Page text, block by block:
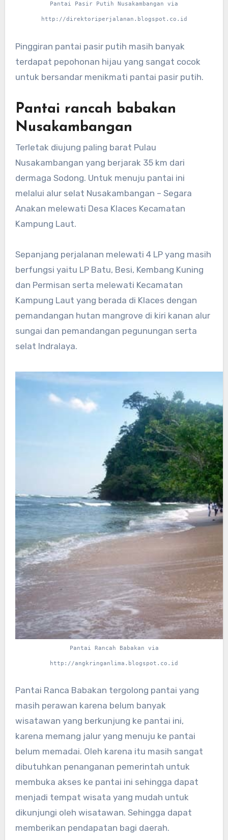
Pantai Pasir Putih Nusakambangan via
http://direktoriperjalanan.blogspot.co.id
Pinggiran pantai pasir putih masih banyak
terdapat pepohonan hijau yang sangat cocok
untuk bersandar menikmati pantai pasir putih.
Pantai rancah babakan
Nusakambangan
Terletak diujung paling barat Pulau
Nusakambangan yang berjarak 35 km dari
dermaga Sodong. Untuk menuju pantai ini
melalui alur selat Nusakambangan – Segara
Anakan melewati Desa Klaces Kecamatan
Kampung Laut.
Sepanjang perjalanan melewati 4 LP yang masih
berfungsi yaitu LP Batu, Besi, Kembang Kuning
dan Permisan serta melewati Kecamatan
Kampung Laut yang berada di Klaces dengan
pemandangan hutan mangrove di kiri kanan alur
sungai dan pemandangan pegunungan serta
selat Indralaya.
Pantai Rancah Babakan via
http://angkringanlima.blogspot.co.id
Pantai Ranca Babakan tergolong pantai yang
masih perawan karena belum banyak
wisatawan yang berkunjung ke pantai ini,
karena memang jalur yang menuju ke pantai
belum memadai. Oleh karena itu masih sangat
dibutuhkan penanganan pemerintah untuk
membuka akses ke pantai ini sehingga dapat
menjadi tempat wisata yang mudah untuk
dikunjungi oleh wisatawan. Sehingga dapat
memberikan pendapatan bagi daerah.